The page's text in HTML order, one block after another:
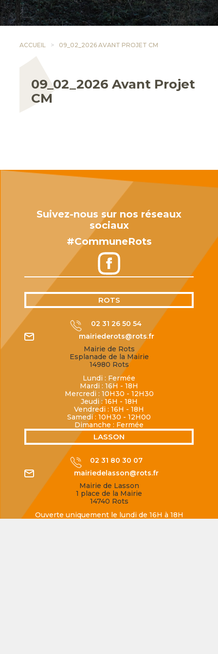
ACCUEIL 09_02_2026 AVANT PROJET CM
09_02_2026 Avant Projet
CM
Suivez-nous sur nos réseaux
sociaux
#CommuneRots
ROTS
02 31 26 50 54
mairiederots@rots.fr
Mairie de Rots
Esplanade de la Mairie
14980 Rots
Lundi : Fermée
Mardi : 16H - 18H
Mercredi : 10H30 - 12H30
Jeudi : 16H - 18H
Vendredi : 16H - 18H
Samedi : 10H30 - 12H00
Dimanche : Fermée
LASSON
02 31 80 30 07
mairiedelasson@rots.fr
Mairie de Lasson
1 place de la Mairie
14740 Rots
Ouverte uniquement le lundi de 16H à 18H